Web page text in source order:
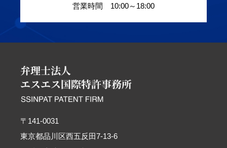
営業時間 10:00～18:00
〒141-0031
東京都品川区西五反田7-13-6